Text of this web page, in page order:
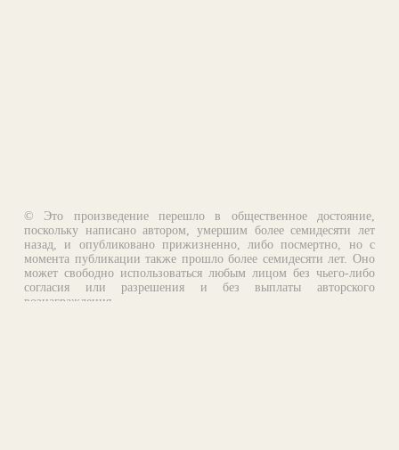
© Это произведение перешло в общественное достояние,
поскольку написано автором, умершим более семидесяти лет
назад, и опубликовано прижизненно, либо посмертно, но с
момента публикации также прошло более семидесяти лет. Оно
может свободно использоваться любым лицом без чьего-либо
согласия или разрешения и без выплаты авторского
вознаграждения.